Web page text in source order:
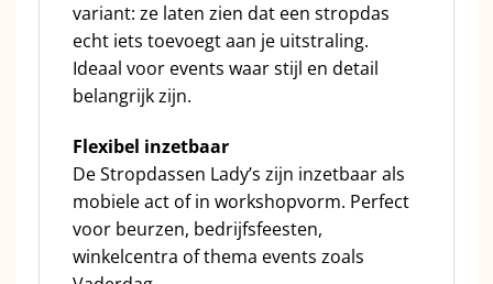
variant: ze laten zien dat een stropdas
echt iets toevoegt aan je uitstraling.
Ideaal voor events waar stijl en detail
belangrijk zijn.
Flexibel inzetbaar
De Stropdassen Lady’s zijn inzetbaar als
mobiele act of in workshopvorm. Perfect
voor beurzen, bedrijfsfeesten,
winkelcentra of thema events zoals